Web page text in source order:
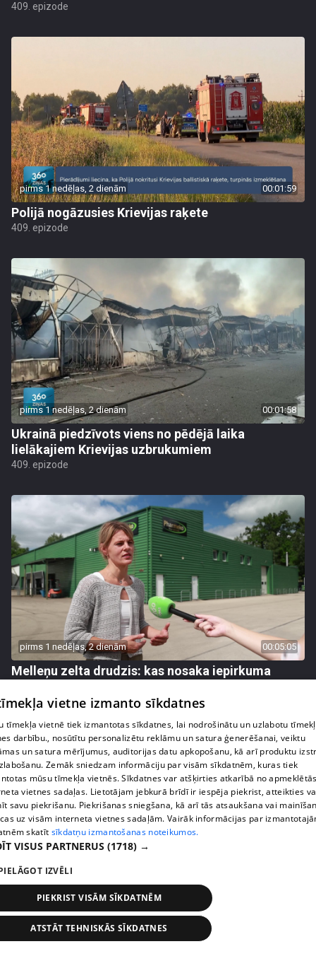
409. epizode
pirms 1 nedēļas, 2 dienām 00:01:59
Polijā nogāzusies Krievijas raķete
409. epizode
pirms 1 nedēļas, 2 dienām 00:01:58
Ukrainā piedzīvots viens no pēdējā laika
lielākajiem Krievijas uzbrukumiem
409. epizode
pirms 1 nedēļas, 2 dienām 00:05:05
Melleņu zelta drudzis: kas nosaka iepirkuma
409. epizode
pirms 1 nedēļas, 2 dienām
Ogas un sēnes šogad dārgākas, bet uzpirkšanas
punktos to krietni mazāk
vietne izmanto sīkdatnes
tīmekļa vietnē tiek izmantotas sīkdatnes, lai nodrošinātu un uzlabotu
darbību., nosūtītu personalizētu reklāmu un satura ģenerēšanai, veiktu
un satura mērījumus, auditorijas datu apkopošanu, kā arī produktu
Zemāk sniedzam informāciju par visām sīkdatnēm, kuras tiek
mūsu tīmekļa vietnēs. Sīkdatnes var atšķirties atkarībā no
vietnes sadaļas. Lietotājam jebkurā brīdī ir iespēja piekrist, atteikties
savu piekrišanu. Piekrišanas sniegšana, kā arī tās atsaukšana vai
uz visām interneta vietnes sadaļām. Vairāk informācijas par
skatīt sīkdatņu izmantošanas noteikumos.
VISUS PARTNERUS (1718) →
IZVĒLI
PIEKRIST VISĀM SĪKDATNĒM
ATSTĀT TEHNISKĀS SĪKDATNES